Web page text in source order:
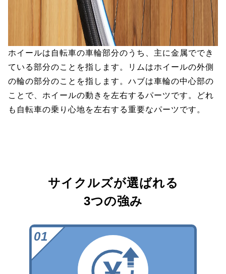
ホイールは自転車の車輪部分のうち、主に金属ででき
ている部分のことを指します。リムはホイールの外側
の輪の部分のことを指します。ハブは車輪の中心部の
ことで、ホイールの動きを左右するパーツです。どれ
も自転車の乗り心地を左右する重要なパーツです。
サイクルズが選ばれる
3つの強み